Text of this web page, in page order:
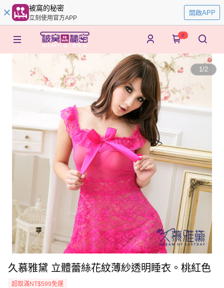
被窩的秘密
立刻使用官方APP
開啟APP
0
1/2
久慕雅黛 立體蕾絲花紋薄紗透明睡衣。桃紅色
超取滿NT$599免運